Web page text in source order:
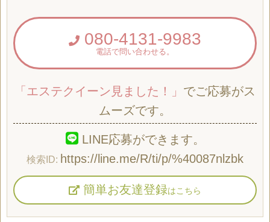
080-4131-9983
電話で問い合わせる。
「エステクイーン見ました！」 でご応募がス
ムーズです。
LINE応募ができます。
https://line.me/R/ti/p/%40087nlzbk
簡単お友達登録はこちら